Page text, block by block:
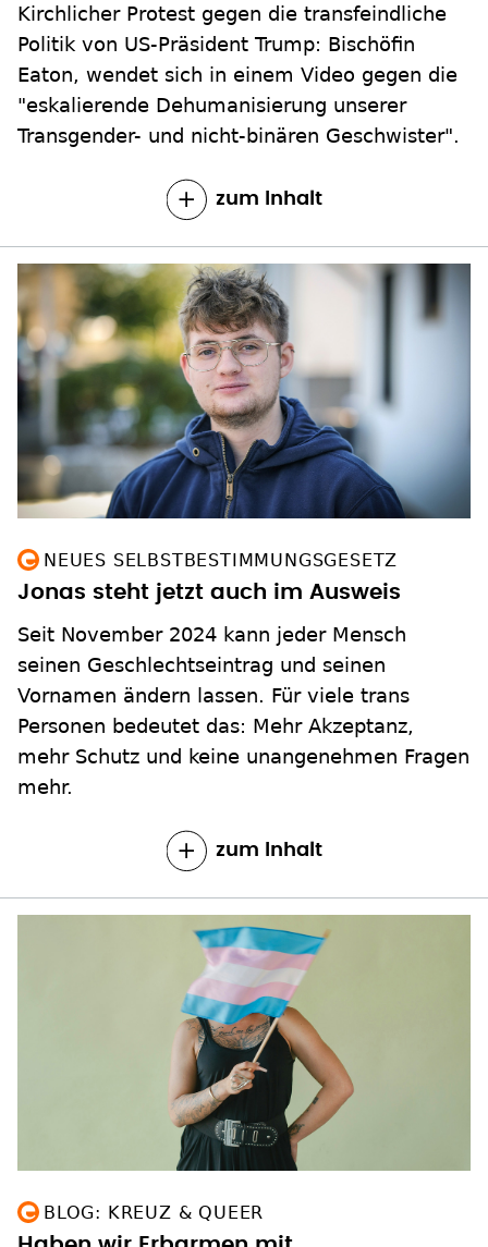
Kirchlicher Protest gegen die transfeindliche
Politik von US-Präsident Trump: Bischöfin
Eaton, wendet sich in einem Video gegen die
"eskalierende Dehumanisierung unserer
Transgender- und nicht-binären Geschwister".
zum Inhalt
NEUES SELBSTBESTIMMUNGSGESETZ
Jonas steht jetzt auch im Ausweis
Seit November 2024 kann jeder Mensch
seinen Geschlechtseintrag und seinen
Vornamen ändern lassen. Für viele trans
Personen bedeutet das: Mehr Akzeptanz,
mehr Schutz und keine unangenehmen Fragen
mehr.
zum Inhalt
BLOG: KREUZ & QUEER